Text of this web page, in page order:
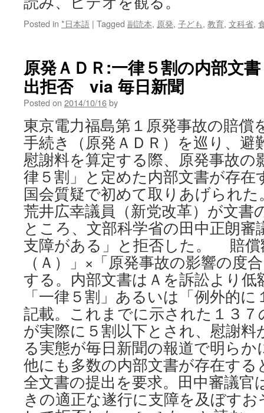
Posted in *日本語 | Tagged 副読本, 原発, 子ども, 教育, 文科省,
原発ＡＤＲ:一律５割の内部文
出拒否 via 毎日新聞
Posted on 2014/10/16by
東京電力福島第１原発事故の賠償
手続き（原発ＡＤＲ）を巡り、避
慰謝料を算定する際、原発事故の
律５割」と定めた内部文書が存在
国会質疑で初めて取りあげられ
荒井広幸議員（新党改革）が文書
ところ、文部科学省の田中正朗
支障がある」と拒否した。 賠償
（Ａ）」×「原発事故の影響の度
する。内部文書はＡを訴訟より
「一律５割」あるいは「例外的
記載。これまでに示された１３７
が実際に５割以下とされ、慰謝
る実態が毎日新聞の報道で明ら
他にも多数の内部文書が存在する
全文書の提出を要求。田中審議官
きの適正な遂行に支障を及ぼす